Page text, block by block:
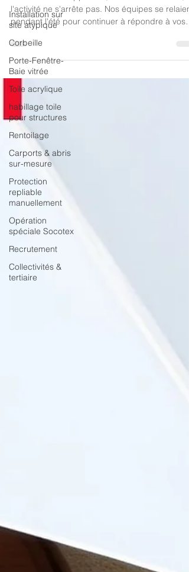
Installation sur
site atypique
Corbeille
Porte-Fenêtre-
Baie vitrée
Toile acrylique
habillage toile
pour structures
Rentoilage
Carports & abris
sur-mesure
Protection
repliable
manuellement
Opération
spéciale Socotex
Recrutement
Collectivités &
tertiaire
Le mois d'août approche, mais chez Socotex,
l'activité ne s'arrête pas. Nos équipes se relaient
pendant l'été pour continuer à répondre à vos
demandes, congés ou pas.